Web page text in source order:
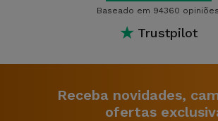
Baseado em 94360 opiniões
★ Trustpilot
Receba novidades,
ofertas